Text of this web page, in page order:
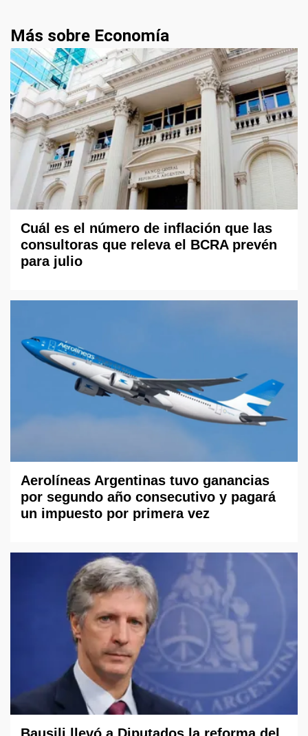
Más sobre Economía
Cuál es el número de inflación que las
consultoras que releva el BCRA prevén
para julio
Aerolíneas Argentinas tuvo ganancias
por segundo año consecutivo y pagará
un impuesto por primera vez
Bausili llevó a Diputados la reforma del